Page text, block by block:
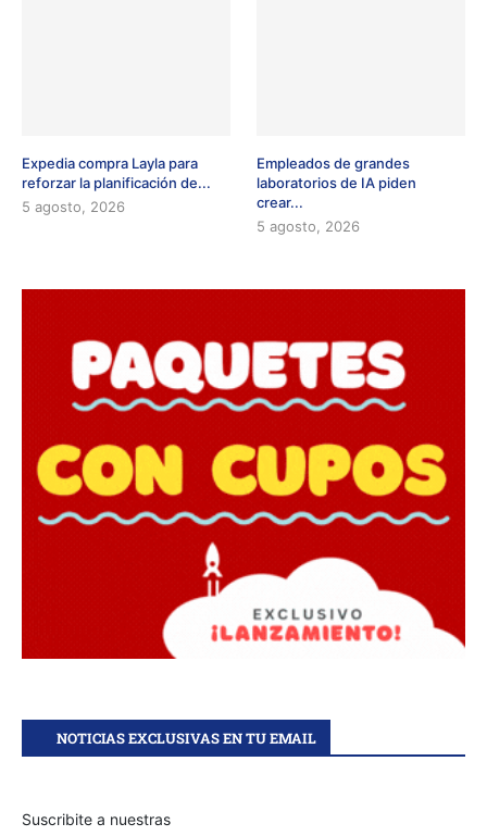
Expedia compra Layla para
reforzar la planificación de...
5 agosto, 2026
Empleados de grandes
laboratorios de IA piden
crear...
5 agosto, 2026
NOTICIAS EXCLUSIVAS EN TU EMAIL
Suscribite a nuestras